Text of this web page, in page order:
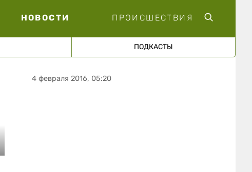
НОВОСТИ ПРОИСШЕСТВИЯ
ПОДКАСТЫ
4 февраля 2016, 05:20